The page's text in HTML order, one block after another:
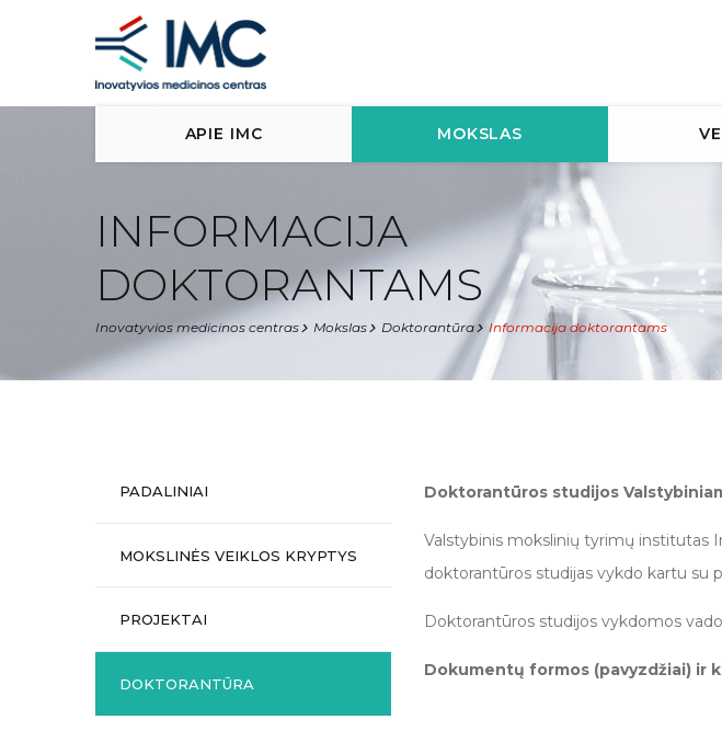
APIE IMC MOKSLAS
INFORMACIJA
DOKTORANTAMS
Inovatyvios medicinos centras Mokslas Doktorantūra Informacija doktorantams
PADALINIAI
MOKSLINĖS VEIKLOS KRYPTYS
PROJEKTAI
DOKTORANTŪRA
Doktorantūros studijos
Valstybinis mokslinių tyrimų institutas
doktorantūros studijas vykdo kartu su
Doktorantūros studijos vykdomos
Dokumentų formos (pavyzdžiai) ir